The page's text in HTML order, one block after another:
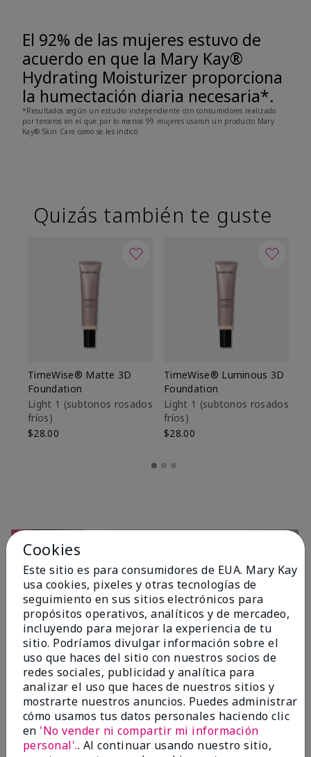
El 92% de las mujeres estuvo de
acuerdo en que la Mary Kay®
Hydrating Moisturizer proporciona
la humectación diaria necesaria*.
*Resultados según un estudio independiente con consumidores realizado
por terceros en el que por lo menos 99 mujeres usaron un producto Mary
Kay® Skin Care como se les indicó.
Quizás también te guste
TimeWise® Matte 3D
Foundation
Light 1​ (subtonos rosados
fríos)
$28.00
TimeWise® Luminous 3D
Foundation
Light 1​ (subtonos rosados
fríos)
$28.00
OPINIONES
4.7
10 Reseñas
Cookies
Este sitio es para consumidores de EUA. Mary Kay
usa cookies, pixeles y otras tecnologías de
seguimiento en sus sitios electrónicos para
propósitos operativos, analíticos y de mercadeo,
incluyendo para mejorar la experiencia de tu
sitio. Podríamos divulgar información sobre el
uso que haces del sitio con nuestros socios de
redes sociales, publicidad y analítica para
analizar el uso que haces de nuestros sitios y
mostrarte nuestros anuncios. Puedes administrar
cómo usamos tus datos personales haciendo clic
en 'No vender ni compartir mi información
personal'.. Al continuar usando nuestro sitio,